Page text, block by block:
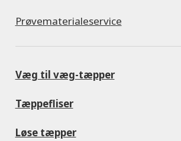
Prøvematerialeservice
Væg til væg-tæpper
Tæppefliser
Løse tæpper